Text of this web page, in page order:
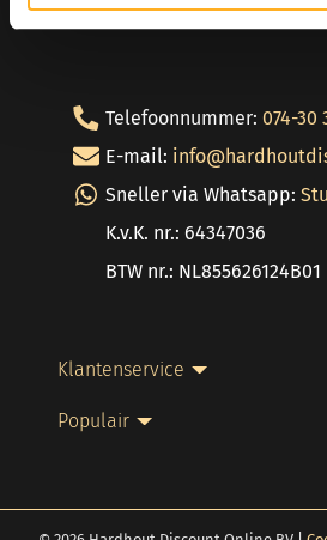
Magazijn Enschede
Telefoonnummer: 074-30
E-mail:
Sneller via Whatsapp:
K.v.K. nr.: 64347036
BTW nr.: NL855626124B01
Klantenservice
Populair